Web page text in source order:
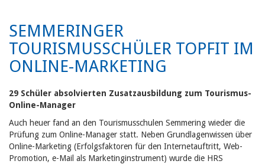
SEMMERINGER
TOURISMUSSCHÜLER TOPFIT IM
ONLINE-MARKETING
29 Schüler absolvierten Zusatzausbildung zum Tourismus-
Online-Manager
Auch heuer fand an den Tourismusschulen Semmering wieder die
Prüfung zum Online-Manager statt. Neben Grundlagenwissen über
Online-Marketing (Erfolgsfaktoren für den Internetauftritt, Web-
Promotion, e-Mail als Marketinginstrument) wurde die HRS